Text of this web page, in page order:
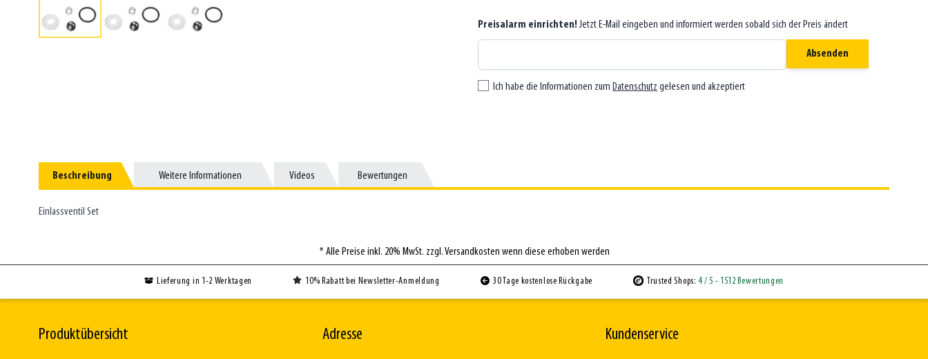
Preisalarm einrichten! Jetzt E-Mail eingeben und informiert werden sobald sich der Preis ändert
Absenden
Ich habe die Informationen zum Datenschutz gelesen und akzeptiert
Beschreibung
Beschreibung Weitere Informationen
Weitere Informationen Videos
Videos Bewertungen
Bewertungen
Einlassventil Set
* Alle Preise inkl. 20% MwSt. zzgl. Versandkosten wenn diese erhoben werden
Lieferung in 1-2 Werktagen 10% Rabatt bei Newsletter-Anmeldung 30 Tage kostenlose Rückgabe Trusted Shops:4 / 5 - 1512 Bewertungen
Produktübersicht Adresse Kundenservice